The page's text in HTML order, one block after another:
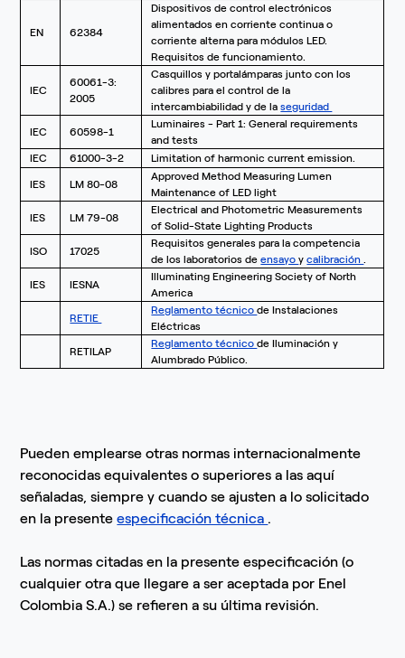
EN 62384
Dispositivos de control electrónicos
alimentados en corriente continua o
corriente alterna para módulos LED.
Requisitos de funcionamiento.
IEC
60061-3:
2005
Casquillos y portalámparas junto con los
calibres para el control de la
intercambiabilidad y de laseguridad
IEC
60598-1
Luminaires - Part 1: General requirements
and tests
IEC
61000-3-2 Limitation of harmonic current emission.
IES LM 80-08
Approved Method Measuring Lumen
Maintenance of LED light
IES
LM 79-08
Electrical and Photometric Measurements
of Solid-State Lighting Products
ISO
17025
Requisitos generales para la competencia
de los laboratorios deensayoycalibración.
IES
IESNA
Illuminating Engineering Society of North
America
RETIE
Reglamento técnicode Instalaciones
Eléctricas
RETILAP
Reglamento técnicode Iluminación y
Alumbrado Público.
Pueden emplearse otras normas internacionalmente
reconocidas equivalentes o superiores a las aquí
señaladas, siempre y cuando se ajusten a lo solicitado
en la presenteespecificación técnica .
Las normas citadas en la presente especificación (o
cualquier otra que llegare a ser aceptada por Enel
Colombia S.A.) se refieren a su última revisión.